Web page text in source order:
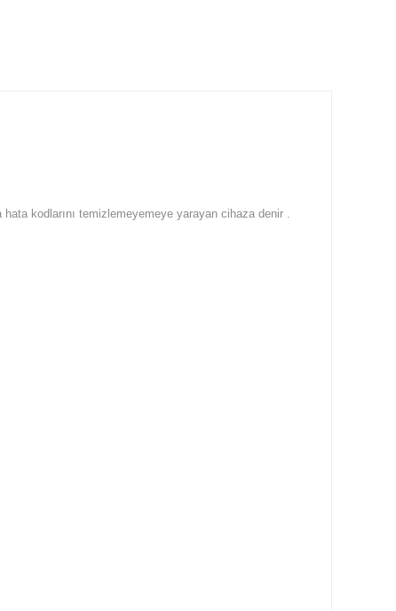
kodlarını temizlemeyemeye yarayan cihaza denir .